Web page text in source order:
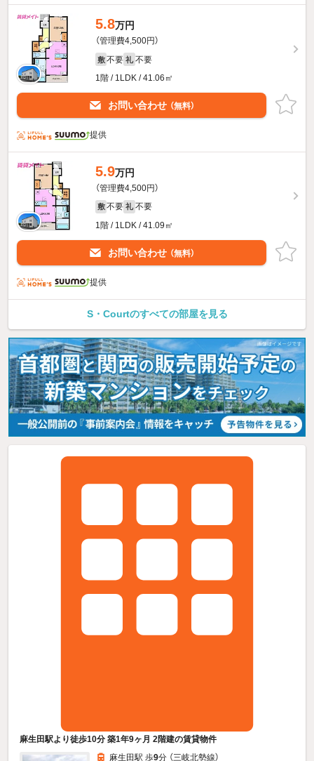
5.8万円
（管理費4,500円）
敷 不要 礼 不要
1階 / 1LDK / 41.06㎡
お問い合わせ （無料）
提供
5.9万円
（管理費4,500円）
敷 不要 礼 不要
1階 / 1LDK / 41.09㎡
お問い合わせ （無料）
提供
S・Courtのすべての部屋を見る
麻生田駅より徒歩10分 築1年9ヶ月 2階建の賃貸物件
麻生田駅 歩9分 （三岐北勢線）